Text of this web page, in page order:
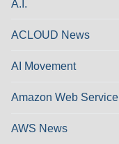
A.I.
ACLOUD News
AI Movement
Amazon Web Service
AWS News